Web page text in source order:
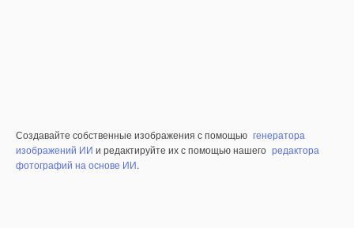
Создавайте собственные изображения с помощью генератора
изображений ИИ и редактируйте их с помощью нашего редактора
фотографий на основе ИИ.